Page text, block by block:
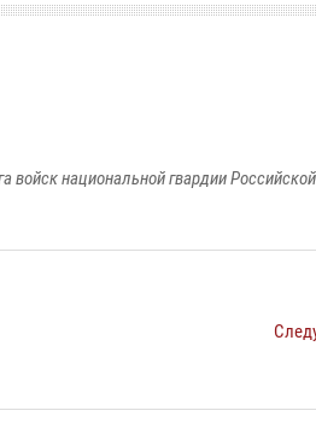
войск национальной гвардии